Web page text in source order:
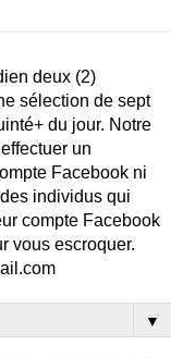
deux (2)
sélection de sept
du jour. Notre
un
Facebook ni
individus qui
compte Facebook
vous escroquer.
▼